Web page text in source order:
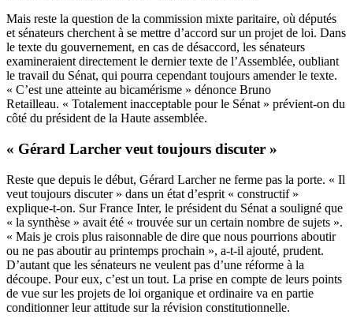
Mais reste la question de la commission mixte paritaire, où députés
et sénateurs cherchent à se mettre d’accord sur un projet de loi. Dans
le texte du gouvernement, en cas de désaccord, les sénateurs
examineraient directement le dernier texte de l’Assemblée, oubliant
le travail du Sénat, qui pourra cependant toujours amender le texte.
« C’est une atteinte au bicamérisme » dénonce Bruno
Retailleau. « Totalement inacceptable pour le Sénat » prévient-on du
côté du président de la Haute assemblée.
« Gérard Larcher veut toujours discuter »
Reste que depuis le début, Gérard Larcher ne ferme pas la porte. « Il
veut toujours discuter » dans un état d’esprit « constructif »
explique-t-on. Sur France Inter, le président du Sénat a souligné que
« la synthèse » avait été « trouvée sur un certain nombre de sujets ».
« Mais je crois plus raisonnable de dire que nous pourrions aboutir
ou ne pas aboutir au printemps prochain », a-t-il ajouté, prudent.
D’autant que les sénateurs ne veulent pas d’une réforme à la
découpe. Pour eux, c’est un tout. La prise en compte de leurs points
de vue sur les projets de loi organique et ordinaire va en partie
conditionner leur attitude sur la révision constitutionnelle.